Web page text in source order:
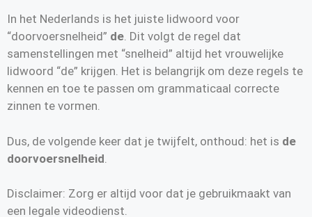
In het Nederlands is het juiste lidwoord voor
“doorvoersnelheid” de. Dit volgt de regel dat
samenstellingen met “snelheid” altijd het vrouwelijke
lidwoord “de” krijgen. Het is belangrijk om deze regels te
kennen en toe te passen om grammaticaal correcte
zinnen te vormen.
Dus, de volgende keer dat je twijfelt, onthoud: het is de
doorvoersnelheid
Disclaimer: Zorg er altijd voor dat je gebruikmaakt van
een legale videodienst.